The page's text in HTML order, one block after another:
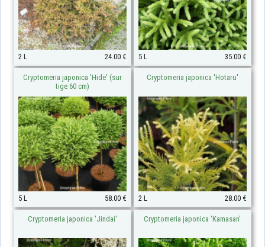
2 L 24.00 € 5 L 35.00 €
Cryptomeria japonica 'Hide' (sur
tige 60 cm)
5 L 58.00 €
Cryptomeria japonica 'Hotaru'
2 L 28.00 €
Cryptomeria japonica 'Jindai' Cryptomeria japonica 'Kamasan'